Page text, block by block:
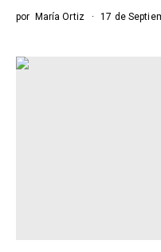
por María Ortiz 17 de